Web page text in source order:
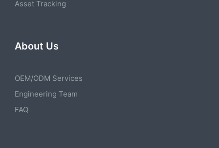
Asset Tracking
About Us
OEM/ODM Services
Engineering Team
FAQ